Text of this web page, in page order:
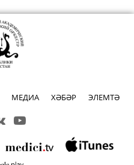
МЕДИА ХӘБӘР ЭЛЕМТӘ